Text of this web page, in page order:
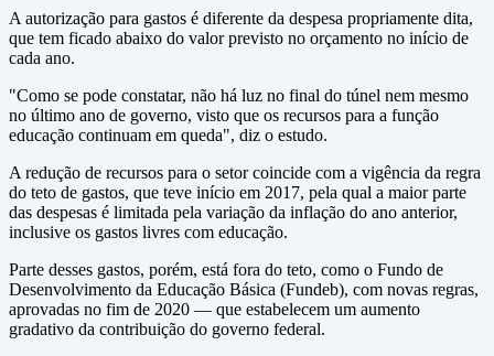
A autorização para gastos é diferente da despesa propriamente dita,
que tem ficado abaixo do valor previsto no orçamento no início de
cada ano.
"Como se pode constatar, não há luz no final do túnel nem mesmo
no último ano de governo, visto que os recursos para a função
educação continuam em queda", diz o estudo.
A redução de recursos para o setor coincide com a vigência da regra
do teto de gastos, que teve início em 2017, pela qual a maior parte
das despesas é limitada pela variação da inflação do ano anterior,
inclusive os gastos livres com educação.
Parte desses gastos, porém, está fora do teto, como o Fundo de
Desenvolvimento da Educação Básica (Fundeb), com novas regras,
aprovadas no fim de 2020 — que estabelecem um aumento
gradativo da contribuição do governo federal.